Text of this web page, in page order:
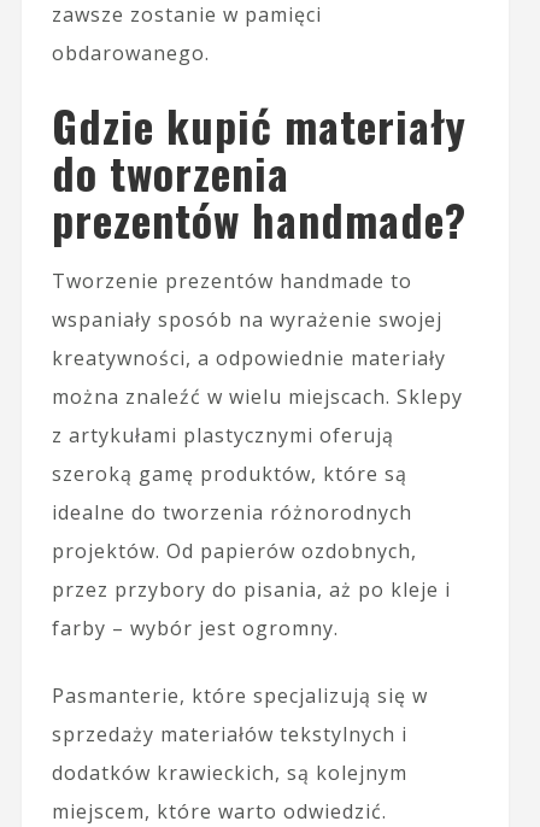
zawsze zostanie w pamięci
obdarowanego.
Gdzie kupić materiały
do tworzenia
prezentów handmade?
Tworzenie prezentów handmade to
wspaniały sposób na wyrażenie swojej
kreatywności, a odpowiednie materiały
można znaleźć w wielu miejscach. Sklepy
z artykułami plastycznymi oferują
szeroką gamę produktów, które są
idealne do tworzenia różnorodnych
projektów. Od papierów ozdobnych,
przez przybory do pisania, aż po kleje i
farby – wybór jest ogromny.
Pasmanterie, które specjalizują się w
sprzedaży materiałów tekstylnych i
dodatków krawieckich, są kolejnym
miejscem, które warto odwiedzić.